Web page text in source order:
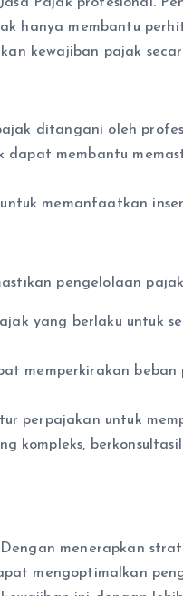
hanya membantu
kewajiban pajak
ditangani oleh
dapat membantu
memanfaatkan
pengelolaan
yang berlaku untuk
memperkirakan
perpajakan untuk
kompleks,
menerapkan
mengoptimalkan